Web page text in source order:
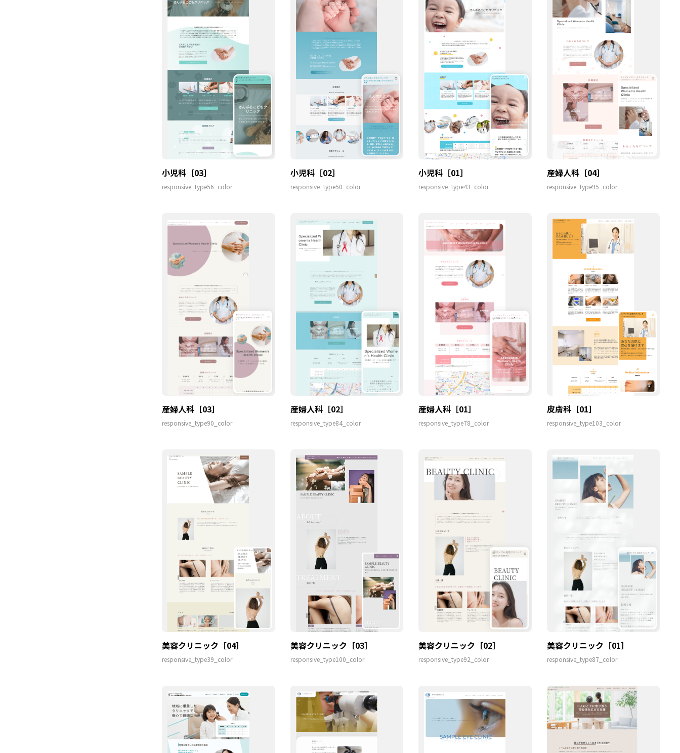
小児科［03］
responsive_type56_color
小児科［02］
responsive_type50_color
小児科［01］
responsive_type43_color
産婦人科［04］
responsive_type95_color
産婦人科［03］
responsive_type90_color
産婦人科［02］
responsive_type84_color
産婦人科［01］
responsive_type78_color
皮膚科［01］
responsive_type103_color
美容クリニック［04］
responsive_type39_color
美容クリニック［03］
responsive_type100_color
美容クリニック［02］
responsive_type92_color
美容クリニック［01］
responsive_type87_color